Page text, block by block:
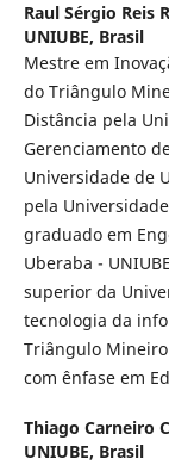
Raul Sérgio Reis
UNIUBE, Brasil
Mestre em
do Triângulo
Distância pela
Gerenciamento
Universidade de
pela
graduado em
Uberaba -
superior da
tecnologia da
Triângulo
com ênfase em
Thiago Carneiro
UNIUBE, Brasil